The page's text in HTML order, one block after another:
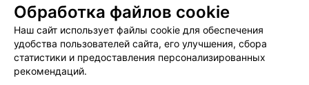
Пользовательское соглашение
Способы оплаты
Вакансии
Партнеры
Написать руководителю 103.by
Обработка файлов cookie
Наш сайт использует файлы cookie для обеспечения
удобства пользователей сайта, его улучшения, сбора
статистики и предоставления персонализированных
рекомендаций.